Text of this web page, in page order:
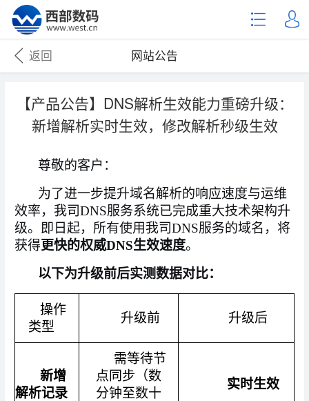
网站公告
返回
【产品公告】DNS解析生效能力重磅升级：
新增解析实时生效，修改解析秒级生效
尊敬的客户：
为了进一步提升域名解析的响应速度与运维
效率，我司 DNS服务系统已完成重大技术架构升
级。即日起，所有使用我司 DNS服务的域名，将
获得更快的权威DNS生效速度。
以下为升级前后实测数据对比：
操作
类型
升级前 升级后
新增
解析记录
需等待节
点同步（数
分钟至数十
实时生效